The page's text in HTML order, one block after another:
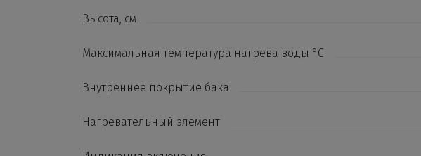
Высота, см
Максимальная температура нагрева воды °С
Внутреннее покрытие бака
Нагревательный элемент